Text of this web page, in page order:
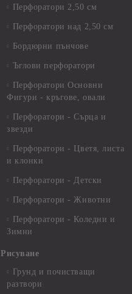
Перфоратори 2,50 см
Перфоратори над 2,50 см
Бордюрни пънчове
Ъглови перфоратори
Перфоратори Основни
Фигури - кръгове, овали
Перфоратори - Сърца и
звезди
Перфоратори - Цветя, листа
и клонки
Перфоратори - Детски
Перфоратори - Животни
Перфоратори - Коледни и
Зимни
Рисуване
Грунд и почистващи
разтвори